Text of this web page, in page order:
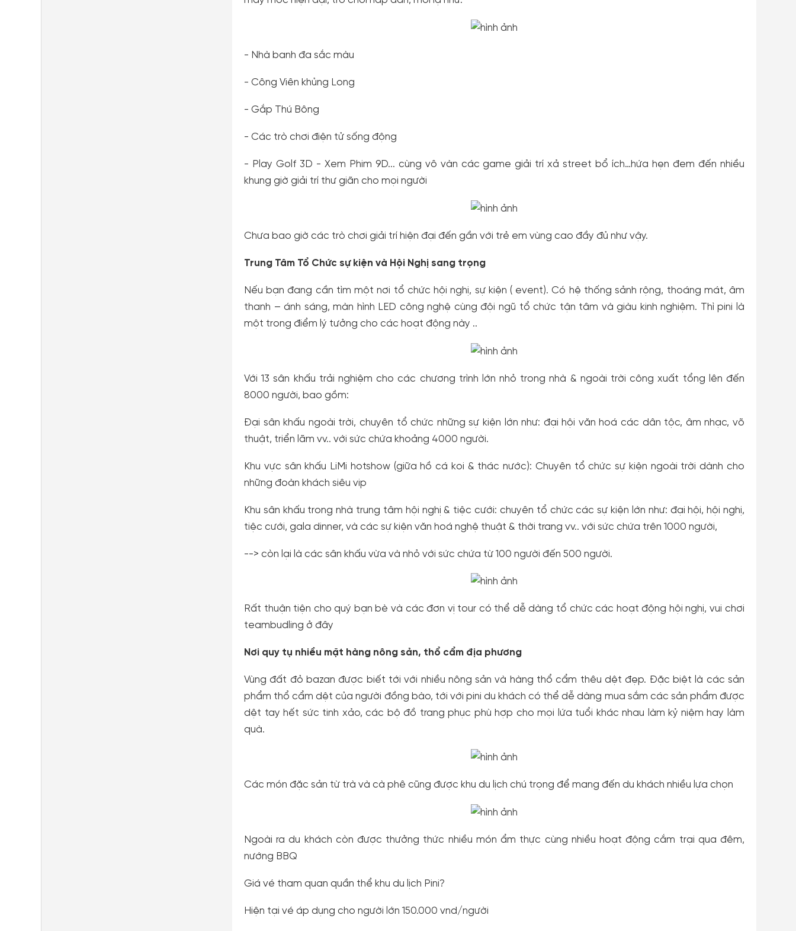
- Nhà banh đa sắc màu
- Công Viên khủng Long
- Gắp Thú Bông
- Các trò chơi điện tử sống động
- Play Golf 3D - Xem Phim 9D... cùng vô vàn các game giải trí xả street bổ ích…hứa hẹn đem đến nhiều
khung giờ giải trí thư giãn cho mọi người
Chưa bao giờ các trò chơi giải trí hiện đại đến gần với trẻ em vùng cao đầy đủ như vậy.
Trung Tâm Tổ Chức sự kiện và Hội Nghị sang trọng
Nếu bạn đang cần tìm một nơi tổ chức hội nghị, sự kiện ( event). Có hệ thống sảnh rộng, thoáng mát, âm
thanh – ánh sáng, màn hình LED công nghệ cùng đội ngũ tổ chức tận tâm và giàu kinh nghiệm. Thì pini là
một trong điểm lý tưởng cho các hoạt động này ..
Với 13 sân khấu trải nghiệm cho các chương trình lớn nhỏ trong nhà & ngoài trời công xuất tổng lên đến
8000 người, bao gồm:
Đại sân khấu ngoài trời, chuyên tổ chức những sự kiện lớn như: đại hội văn hoá các dân tộc, âm nhạc, võ
thuật, triển lãm vv.. với sức chứa khoảng 4000 người.
Khu vực sân khấu LiMi hotshow (giữa hồ cá koi & thác nước): Chuyên tổ chức sự kiện ngoài trời dành cho
những đoàn khách siêu vip
Khu sân khấu trong nhà trung tâm hội nghị & tiệc cưới: chuyên tổ chức các sự kiện lớn như: đại hội, hội nghị,
tiệc cưới, gala dinner, và các sự kiện văn hoá nghệ thuật & thời trang vv.. với sức chứa trên 1000 người,
--> còn lại là các sân khấu vừa và nhỏ với sức chứa từ 100 người đến 500 người.
Rất thuận tiện cho quý bạn bè và các đơn vị tour có thể dễ dàng tổ chức các hoạt động hội nghị, vui chơi
teambudling ở đây
Nơi quy tụ nhiều mặt hàng nông sản, thổ cẩm địa phương
Vùng đất đỏ bazan được biết tới với nhiều nông sản và hàng thổ cẩm thêu dệt đẹp. Đặc biệt là các sản
phẩm thổ cẩm dệt của người đồng bào, tới với pini du khách có thể dễ dàng mua sắm các sản phẩm được
dệt tay hết sức tinh xảo, các bộ đồ trang phục phù hợp cho mọi lứa tuổi khác nhau làm kỷ niệm hay làm
quà.
Các món đặc sản từ trà và cà phê cũng được khu du lịch chú trọng để mang đến du khách nhiều lựa chọn
Ngoài ra du khách còn được thưởng thức nhiều món ẩm thực cùng nhiều hoạt động cắm trại qua đêm,
nướng BBQ
Giá vé tham quan quần thể khu du lịch Pini?
Hiện tại vé áp dụng cho người lớn 150.000 vnd/người